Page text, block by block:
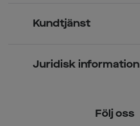
Kontaktlinser
Kundtjänst
Juridisk information
Följ oss